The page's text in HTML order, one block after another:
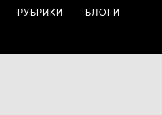
РУБРИКИ БЛОГИ